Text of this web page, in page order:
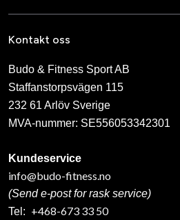
Kontakt oss
Budo & Fitness Sport AB
Staffanstorpsvägen 115
232 61 Arlöv Sverige
MVA-nummer: SE556053342301
Kundeservice
info@budo-fitness.no
(Send e-post for rask service)
Tel: +468-673 33 50